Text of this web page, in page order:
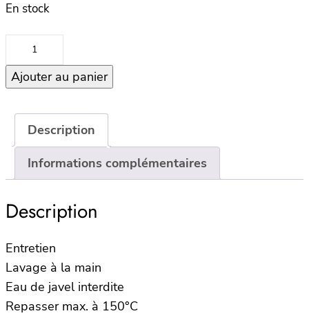
En stock
quantité
Housse
coussin
45×45
ODYSEE
GOLD
Ajouter au panier
Description
Informations complémentaires
Description
Entretien
Lavage à la main
Eau de javel interdite
Repasser max. à 150°C